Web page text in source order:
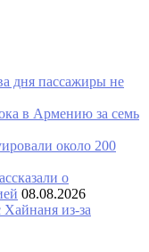
дня пассажиры не
в Армению за семь
около 200
о
08.08.2026
из-за